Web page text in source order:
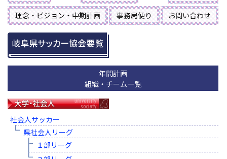
理念・ビジョン・中期計画 事務局便り お問い合わせ
年間計画
組織・チーム一覧
社会人サッカー
県社会人リーグ
１部リーグ